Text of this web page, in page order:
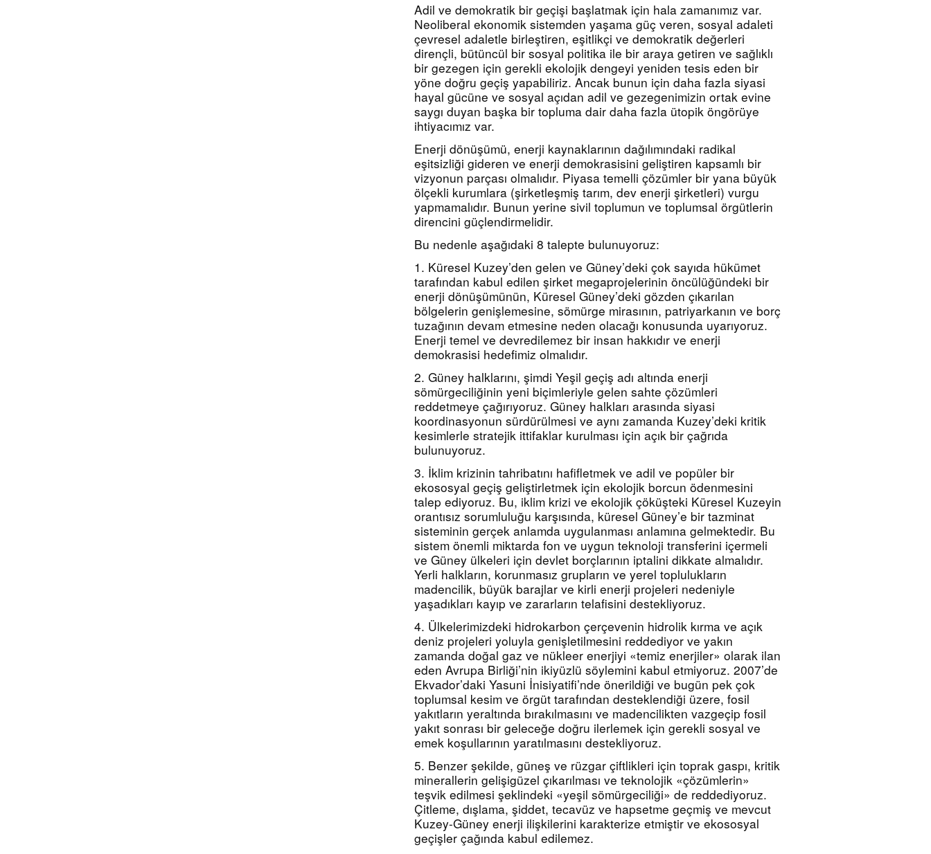
Adil ve demokratik bir geçişi başlatmak için hala zamanımız var.
Neoliberal ekonomik sistemden yaşama güç veren, sosyal adaleti
çevresel adaletle birleştiren, eşitlikçi ve demokratik değerleri
dirençli, bütüncül bir sosyal politika ile bir araya getiren ve sağlıklı
bir gezegen için gerekli ekolojik dengeyi yeniden tesis eden bir
yöne doğru geçiş yapabiliriz. Ancak bunun için daha fazla siyasi
hayal gücüne ve sosyal açıdan adil ve gezegenimizin ortak evine
saygı duyan başka bir topluma dair daha fazla ütopik öngörüye
ihtiyacımız var.
Enerji dönüşümü, enerji kaynaklarının dağılımındaki radikal
eşitsizliği gideren ve enerji demokrasisini geliştiren kapsamlı bir
vizyonun parçası olmalıdır. Piyasa temelli çözümler bir yana büyük
ölçekli kurumlara (şirketleşmiş tarım, dev enerji şirketleri) vurgu
yapmamalıdır. Bunun yerine sivil toplumun ve toplumsal örgütlerin
direncini güçlendirmelidir.
Bu nedenle aşağıdaki 8 talepte bulunuyoruz:
1. Küresel Kuzey’den gelen ve Güney’deki çok sayıda hükümet
tarafından kabul edilen şirket megaprojelerinin öncülüğündeki bir
enerji dönüşümünün, Küresel Güney’deki gözden çıkarılan
bölgelerin genişlemesine, sömürge mirasının, patriyarkanın ve borç
tuzağının devam etmesine neden olacağı konusunda uyarıyoruz.
Enerji temel ve devredilemez bir insan hakkıdır ve enerji
demokrasisi hedefimiz olmalıdır.
2. Güney halklarını, şimdi Yeşil geçiş adı altında enerji
sömürgeciliğinin yeni biçimleriyle gelen sahte çözümleri
reddetmeye çağırıyoruz. Güney halkları arasında siyasi
koordinasyonun sürdürülmesi ve aynı zamanda Kuzey’deki kritik
kesimlerle stratejik ittifaklar kurulması için açık bir çağrıda
bulunuyoruz.
3. İklim krizinin tahribatını hafifletmek ve adil ve popüler bir
ekososyal geçiş geliştirletmek için ekolojik borcun ödenmesini
talep ediyoruz. Bu, iklim krizi ve ekolojik çöküşteki Küresel Kuzeyin
orantısız sorumluluğu karşısında, küresel Güney’e bir tazminat
sisteminin gerçek anlamda uygulanması anlamına gelmektedir. Bu
sistem önemli miktarda fon ve uygun teknoloji transferini içermeli
ve Güney ülkeleri için devlet borçlarının iptalini dikkate almalıdır.
Yerli halkların, korunmasız grupların ve yerel toplulukların
madencilik, büyük barajlar ve kirli enerji projeleri nedeniyle
yaşadıkları kayıp ve zararların telafisini destekliyoruz.
4. Ülkelerimizdeki hidrokarbon çerçevenin hidrolik kırma ve açık
deniz projeleri yoluyla genişletilmesini reddediyor ve yakın
zamanda doğal gaz ve nükleer enerjiyi «temiz enerjiler» olarak ilan
eden Avrupa Birliği’nin ikiyüzlü söylemini kabul etmiyoruz. 2007’de
Ekvador’daki Yasuni İnisiyatifi’nde önerildiği ve bugün pek çok
toplumsal kesim ve örgüt tarafından desteklendiği üzere, fosil
yakıtların yeraltında bırakılmasını ve madencilikten vazgeçip fosil
yakıt sonrası bir geleceğe doğru ilerlemek için gerekli sosyal ve
emek koşullarının yaratılmasını destekliyoruz.
5. Benzer şekilde, güneş ve rüzgar çiftlikleri için toprak gaspı, kritik
minerallerin gelişigüzel çıkarılması ve teknolojik «çözümlerin»
teşvik edilmesi şeklindeki «yeşil sömürgeciliği» de reddediyoruz.
Çitleme, dışlama, şiddet, tecavüz ve hapsetme geçmiş ve mevcut
Kuzey-Güney enerji ilişkilerini karakterize etmiştir ve ekososyal
geçişler çağında kabul edilemez.